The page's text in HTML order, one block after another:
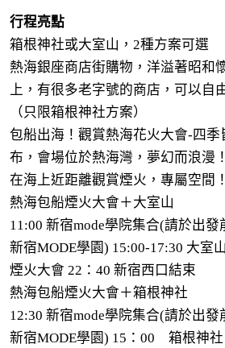
行程亮點
箱根神社或大室山，2種方案可選
熱海銀座商店街購物，洋溢著昭和
上，有很多老字號的商店，可以自
（只限箱根神社方案）
包船出海！觀賞熱海花火大會-四季
布，會場位於熱海灣，夢幻而浪漫！
在海上近距離觀賞煙火，專屬空間！
熱海包船煙火大會＋大室山
11:00 新宿mode學院集合(請於出
新宿MODE學園) 15:00-17:30 大室
煙火大會 22：40 新宿西口結束
熱海包船煙火大會＋箱根神社
12:30 新宿mode學院集合(請於出
新宿MODE學園) 15：00 箱根神